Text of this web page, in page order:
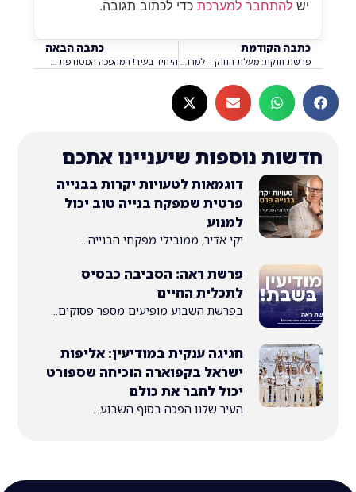
למערכתכדי לכתוב תגובה.
הקודמת
פרשת חוקת: מעלת החוק – למרות שאינו מובן היחיד בעיר! המהפכה המטורפת שמגיעה לאורט עירוני ד' והשאירה את מנכ"ל משרד החינוך בהלם
נוספות שיעניינו אתכם
דוגמאות לטעויות יקרות בבנייה
פרטית שמפקח בנייה טוב יכול
למנוע
יקי אדיר, ממובילי מפקחי הבנייה...
פרשת ראה: הסביבה כבסיס
לתכלית החיים
בפרשת השבוע מופיעים מספר פסוקים...
חגיגה ענקית במודיעין: אליפות
ישראל בקפוארה הוכיחה שספורט
יכול לחבר את כולם
העיר שלנו הפכה בסוף השבוע...